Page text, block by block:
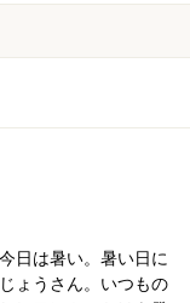
日は暑い。暑い日に
ょうさん。いつもの